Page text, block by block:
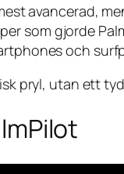
avancerad,
som gjorde
och
pryl, utan ett